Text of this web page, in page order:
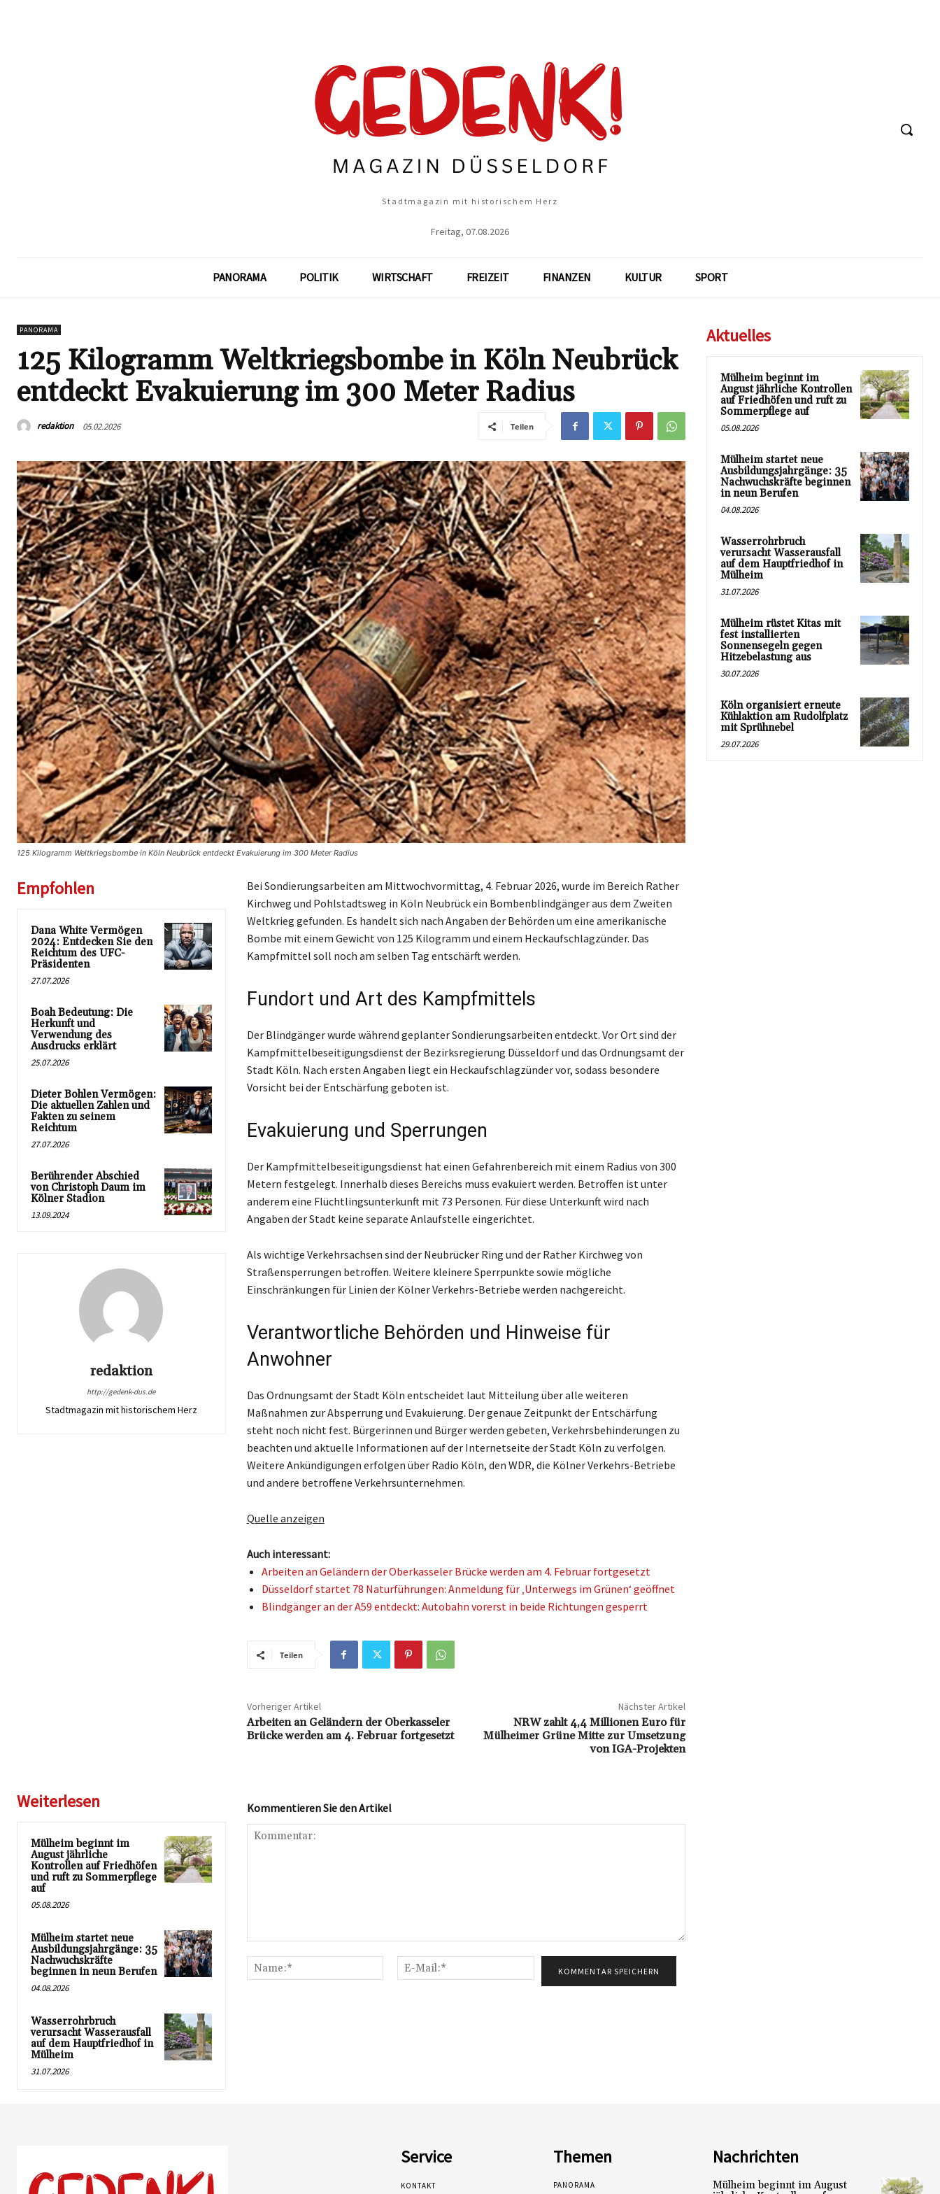
Stadtmagazin mit historischem Herz
Freitag, 07.08.2026
PANORAMA POLITIK WIRTSCHAFT FREIZEIT FINANZEN KULTUR SPORT
PANORAMA
125 Kilogramm Weltkriegsbombe in Köln Neubrück
entdeckt Evakuierung im 300 Meter Radius
redaktion 05.02.2026 Teilen
125 Kilogramm Weltkriegsbombe in Köln Neubrück entdeckt Evakuierung im 300 Meter Radius
Empfohlen
Dana White Vermögen
2024: Entdecken Sie den
Reichtum des UFC-
Präsidenten
27.07.2026
Boah Bedeutung: Die
Herkunft und
Verwendung des
Ausdrucks erklärt
25.07.2026
Dieter Bohlen Vermögen:
Die aktuellen Zahlen und
Fakten zu seinem
Reichtum
27.07.2026
Berührender Abschied
von Christoph Daum im
Kölner Stadion
13.09.2024
redaktion
http://gedenk-dus.de
Stadtmagazin mit historischem Herz
Bei Sondierungsarbeiten am Mittwochvormittag, 4. Februar 2026, wurde im Bereich Rather
Kirchweg und Pohlstadtsweg in Köln Neubrück ein Bombenblindgänger aus dem Zweiten
Weltkrieg gefunden. Es handelt sich nach Angaben der Behörden um eine amerikanische
Bombe mit einem Gewicht von 125 Kilogramm und einem Heckaufschlagzünder. Das
Kampfmittel soll noch am selben Tag entschärft werden.
Fundort und Art des Kampfmittels
Der Blindgänger wurde während geplanter Sondierungsarbeiten entdeckt. Vor Ort sind der
Kampfmittelbeseitigungsdienst der Bezirksregierung Düsseldorf und das Ordnungsamt der
Stadt Köln. Nach ersten Angaben liegt ein Heckaufschlagzünder vor, sodass besondere
Vorsicht bei der Entschärfung geboten ist.
Evakuierung und Sperrungen
Der Kampfmittelbeseitigungsdienst hat einen Gefahrenbereich mit einem Radius von 300
Metern festgelegt. Innerhalb dieses Bereichs muss evakuiert werden. Betroffen ist unter
anderem eine Flüchtlingsunterkunft mit 73 Personen. Für diese Unterkunft wird nach
Angaben der Stadt keine separate Anlaufstelle eingerichtet.
Als wichtige Verkehrsachsen sind der Neubrücker Ring und der Rather Kirchweg von
Straßensperrungen betroffen. Weitere kleinere Sperrpunkte sowie mögliche
Einschränkungen für Linien der Kölner Verkehrs-Betriebe werden nachgereicht.
Verantwortliche Behörden und Hinweise für
Anwohner
Das Ordnungsamt der Stadt Köln entscheidet laut Mitteilung über alle weiteren
Maßnahmen zur Absperrung und Evakuierung. Der genaue Zeitpunkt der Entschärfung
steht noch nicht fest. Bürgerinnen und Bürger werden gebeten, Verkehrsbehinderungen zu
beachten und aktuelle Informationen auf der Internetseite der Stadt Köln zu verfolgen.
Weitere Ankündigungen erfolgen über Radio Köln, den WDR, die Kölner Verkehrs-Betriebe
und andere betroffene Verkehrsunternehmen.
Quelle anzeigen
Auch interessant:
Arbeiten an Geländern der Oberkasseler Brücke werden am 4. Februar fortgesetzt
Düsseldorf startet 78 Naturführungen: Anmeldung für ‚Unterwegs im Grünen‘ geöffnet
Blindgänger an der A59 entdeckt: Autobahn vorerst in beide Richtungen gesperrt
Teilen
Vorheriger Artikel
Arbeiten an Geländern der Oberkasseler
Brücke werden am 4. Februar fortgesetzt
Nächster Artikel
NRW zahlt 4,4 Millionen Euro für
Mülheimer Grüne Mitte zur Umsetzung
von IGA-Projekten
Weiterlesen
Mülheim beginnt im
August jährliche
Kontrollen auf Friedhöfen
und ruft zu Sommerpflege
auf
05.08.2026
Mülheim startet neue
Ausbildungsjahrgänge: 35
Nachwuchskräfte
beginnen in neun Berufen
04.08.2026
Wasserrohrbruch
verursacht Wasserausfall
auf dem Hauptfriedhof in
Mülheim
31.07.2026
Kommentieren Sie den Artikel
Name:*
Mail:*
Aktuelles
Mülheim beginnt im
August jährliche Kontrollen
auf Friedhöfen und ruft zu
Sommerpflege auf
05.08.2026
Mülheim startet neue
Ausbildungsjahrgänge: 35
Nachwuchskräfte beginnen
in neun Berufen
04.08.2026
Wasserrohrbruch
verursacht Wasserausfall
auf dem Hauptfriedhof in
Mülheim
31.07.2026
Mülheim rüstet Kitas mit
fest installierten
Sonnensegeln gegen
Hitzebelastung aus
30.07.2026
Köln organisiert erneute
Kühlaktion am Rudolfplatz
mit Sprühnebel
29.07.2026
Service
KONTAKT
Themen
PANORAMA
Nachrichten
Mülheim beginnt im August